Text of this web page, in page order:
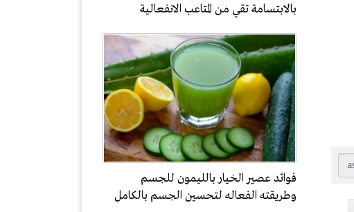
بالابتسامة تقي من المتاعب الانفعالية
فوائد عصير الخيار بالليمون للجسم
وطريقته الفعاله لتحسين الجسم بالكامل